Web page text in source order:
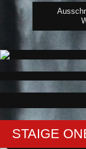
STAIGE